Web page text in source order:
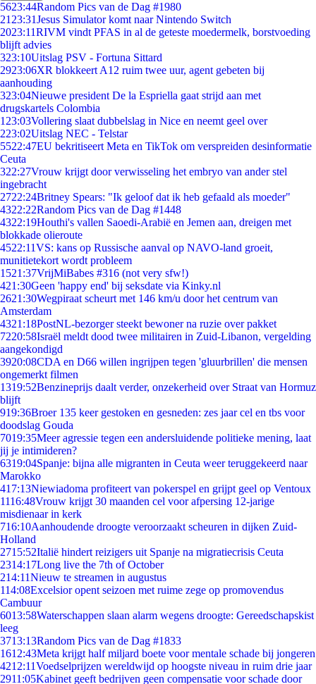
5623:44Random Pics van de Dag #1980
21 23:31Jesus Simulator komt naar Nintendo Switch
2023:11RIVM vindt PFAS in al de geteste moedermelk, borstvoeding
blijft advies
323:10Uitslag PSV - Fortuna Sittard
2923:06XR blokkeert A12 ruim twee uur, agent gebeten bij
aanhouding
323:04Nieuwe president De la Espriella gaat strijd aan met
drugskartels Colombia
1 23:03Vollering slaat dubbelslag in Nice en neemt geel over
223:02Uitslag NEC - Telstar
5522:47EU bekritiseert Meta en TikTok om verspreiden desinformatie
Ceuta
322:27Vrouw krijgt door verwisseling het embryo van ander stel
ingebracht
2722:24Britney Spears: "Ik geloof dat ik heb gefaald als moeder"
4322:22Random Pics van de Dag #1448
4322:19Houthi's vallen Saoedi-Arabië en Jemen aan, dreigen met
blokkade olieroute
4522:11VS: kans op Russische aanval op NAVO-land groeit,
munitietekort wordt probleem
1521:37VrijMiBabes #316 (not very sfw!)
421:30Geen 'happy end' bij seksdate via Kinky.nl
2621:30Wegpiraat scheurt met 146 km/u door het centrum van
Amsterdam
4321:18PostNL-bezorger steekt bewoner na ruzie over pakket
7220:58Israël meldt dood twee militairen in Zuid-Libanon, vergelding
aangekondigd
3920:08CDA en D66 willen ingrijpen tegen 'gluurbrillen' die mensen
ongemerkt filmen
1319:52Benzineprijs daalt verder, onzekerheid over Straat van Hormuz
blijft
919:36Broer 135 keer gestoken en gesneden: zes jaar cel en tbs voor
doodslag Gouda
7019:35Meer agressie tegen een andersluidende politieke mening, laat
jij je intimideren?
6319:04Spanje: bijna alle migranten in Ceuta weer teruggekeerd naar
Marokko
417:13Niewiadoma profiteert van pokerspel en grijpt geel op Ventoux
1116:48Vrouw krijgt 30 maanden cel voor afpersing 12-jarige
misdienaar in kerk
716:10Aanhoudende droogte veroorzaakt scheuren in dijken Zuid-
Holland
2715:52Italië hindert reizigers uit Spanje na migratiecrisis Ceuta
2314:17Long live the 7th of October
214:11Nieuw te streamen in augustus
114:08Excelsior opent seizoen met ruime zege op promovendus
Cambuur
6013:58Waterschappen slaan alarm wegens droogte: Gereedschapskist
leeg
3713:13Random Pics van de Dag #1833
1612:43Meta krijgt half miljard boete voor mentale schade bij jongeren
4212:11Voedselprijzen wereldwijd op hoogste niveau in ruim drie jaar
2911:05Kabinet geeft bedrijven geen compensatie voor schade door